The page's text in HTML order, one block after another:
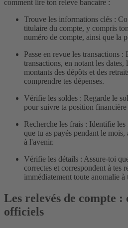
comment lire ton relevé bancaire :
Trouve les informations clés :
titulaire du compte, y compris
numéro de compte, ainsi que la
Passe en revue les transactions :
transactions, en notant les dates,
montants des dépôts et des
comprendre tes dépenses.
Vérifie les soldes : Regarde le
pour suivre ta position
Recherche les frais : Identifie
que tu as payés pendant le
à l'avenir.
Vérifie les détails : Assure-toi
correctes et correspondent à tes
immédiatement toute anomalie à
Les relevés de compte :
officiels